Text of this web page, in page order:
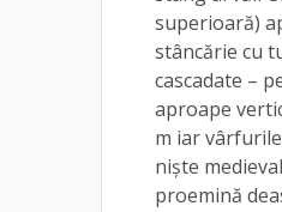
superioară)
stâncărie cu
cascadate –
aproape
m iar
niște
proemină